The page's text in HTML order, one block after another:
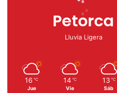
Petorca
Lluvia Ligera
16 ℃
Jue
14 ℃
Vie
13 ℃
Sáb